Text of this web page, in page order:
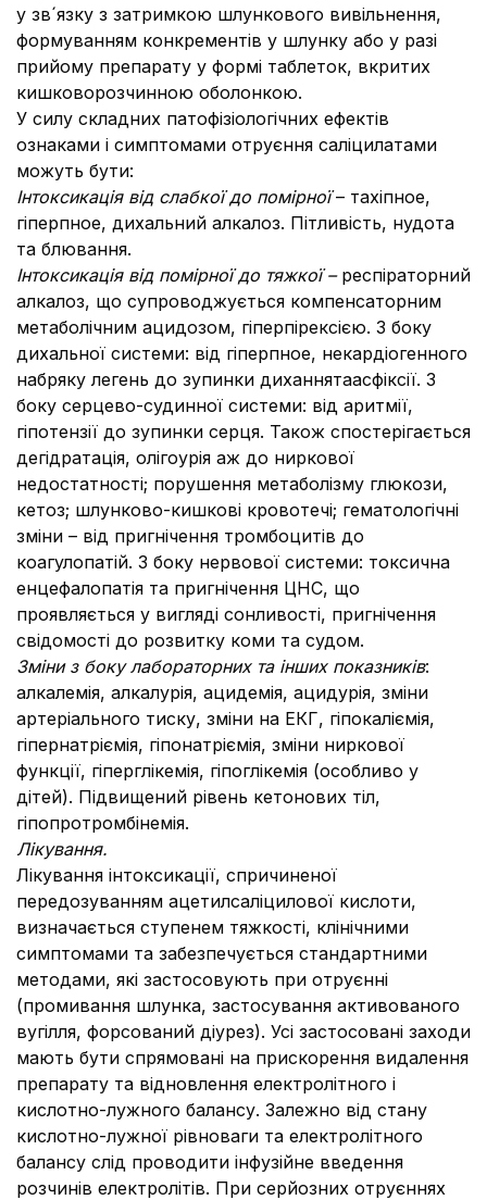
у зв´язку з затримкою шлункового вивільнення,
формуванням конкрементів у шлунку або у разі
прийому препарату у формі таблеток, вкритих
кишковорозчинною оболонкою.
У силу складних патофізіологічних ефектів
ознаками і симптомами отруєння саліцилатами
можуть бути:
Інтоксикація від слабкої до помірної– тахіпное,
гіперпное, дихальний алкалоз. Пітливість, нудота
та блювання.
Інтоксикація від помірної до тяжкої – респіраторний
алкалоз, що супроводжується компенсаторним
метаболічним ацидозом, гіперпірексією. З боку
дихальної системи: від гіперпное, некардіогенного
набряку легень до зупинки диханнятаасфіксії. З
боку серцево-судинної системи: від аритмії,
гіпотензії до зупинки серця. Також спостерігається
дегідратація, олігоурія аж до ниркової
недостатності; порушення метаболізму глюкози,
кетоз; шлунково-кишкові кровотечі; гематологічні
зміни – від пригнічення тромбоцитів до
коагулопатій. З боку нервової системи: токсична
енцефалопатія та пригнічення ЦНС, що
проявляється у вигляді сонливості, пригнічення
свідомості до розвитку коми та судом.
Зміни з боку лабораторних та інших показників:
алкалемія, алкалурія, ацидемія, ацидурія, зміни
артеріального тиску, зміни на ЕКГ, гіпокаліємія,
гіпернатріємія, гіпонатріємія, зміни ниркової
функції, гіперглікемія, гіпоглікемія (особливо у
дітей). Підвищений рівень кетонових тіл,
гіпопротромбінемія.
Лікування.
Лікування інтоксикації, спричиненої
передозуванням ацетилсаліцилової кислоти,
визначається ступенем тяжкості, клінічними
симптомами та забезпечується стандартними
методами, які застосовують при отруєнні
(промивання шлунка, застосування активованого
вугілля, форсований діурез). Усі застосовані заходи
мають бути спрямовані на прискорення видалення
препарату та відновлення електролітного і
кислотно-лужного балансу. Залежно від стану
кислотно-лужної рівноваги та електролітного
балансу слід проводити інфузійне введення
розчинів електролітів. При серйозних отруєннях